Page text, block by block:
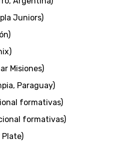
Juniors)
Misiones)
Paraguay)
formativas)
formativas)
Plate)